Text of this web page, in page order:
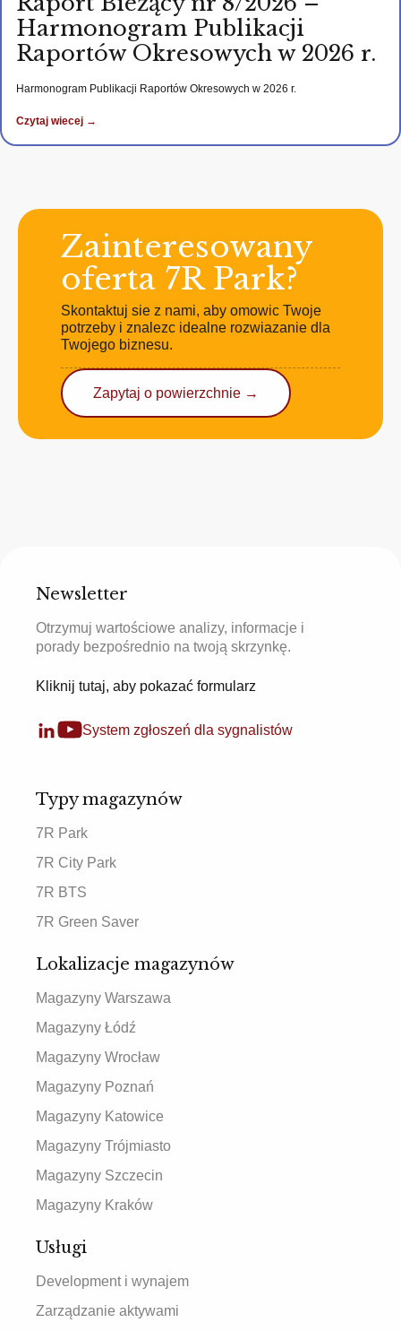
Harmonogram Publikacji
Raportów Okresowych w 2026 r.
Harmonogram Publikacji Raportów Okresowych w 2026 r.
Czytaj wiecej →
Zainteresowany
oferta 7R Park?
Skontaktuj sie z nami, aby omowic Twoje
potrzeby i znalezc idealne rozwiazanie dla
Twojego biznesu.
Zapytaj o powierzchnie →
Newsletter
Otrzymuj wartościowe analizy, informacje i
porady bezpośrednio na twoją skrzynkę.
Kliknij tutaj, aby pokazać formularz
System zgłoszeń dla sygnalistów
Typy magazynów
7R Park
7R City Park
7R BTS
7R Green Saver
Lokalizacje magazynów
Magazyny Warszawa
Magazyny Łódź
Magazyny Wrocław
Magazyny Poznań
Magazyny Katowice
Magazyny Trójmiasto
Magazyny Szczecin
Magazyny Kraków
Usługi
Development i wynajem
Zarządzanie aktywami